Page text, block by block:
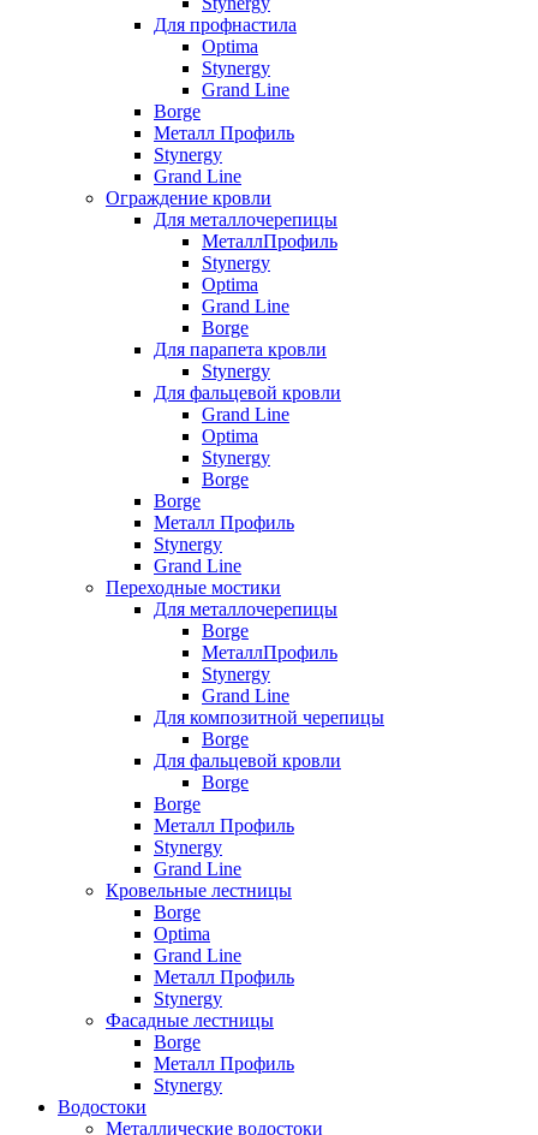
Для профнастила
Optima
Stynergy
Grand Line
Borge
Металл Профиль
Stynergy
Grand Line
Ограждение кровли
Для металлочерепицы
МеталлПрофиль
Stynergy
Optima
Grand Line
Borge
Для парапета кровли
Stynergy
Для фальцевой кровли
Grand Line
Optima
Stynergy
Borge
Borge
Металл Профиль
Stynergy
Grand Line
Переходные мостики
Для металлочерепицы
Borge
МеталлПрофиль
Stynergy
Grand Line
Для композитной черепицы
Borge
Для фальцевой кровли
Borge
Borge
Металл Профиль
Stynergy
Grand Line
Кровельные лестницы
Borge
Optima
Grand Line
Металл Профиль
Stynergy
Фасадные лестницы
Borge
Металл Профиль
Stynergy
Водостоки
Металлические водостоки